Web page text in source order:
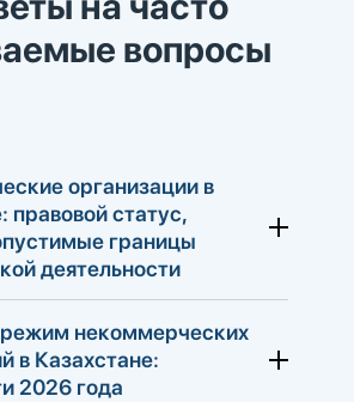
вопросы
организации в
правовой статус,
границы
деятельности
некоммерческих
в Казахстане:
2026 года